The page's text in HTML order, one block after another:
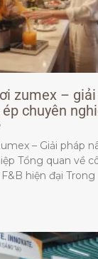
zumex –
chuyên
– Giải pháp
Tổng quan về
hiện đại Trong